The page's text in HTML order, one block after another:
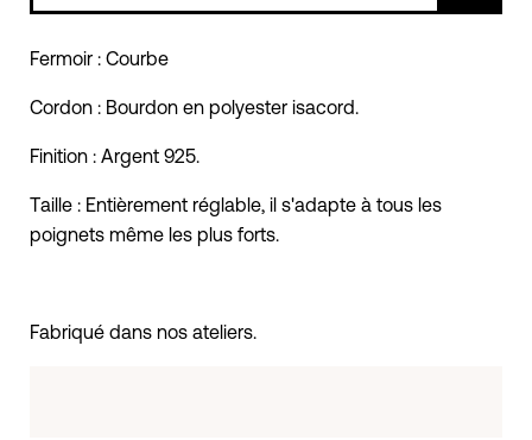
Fermoir : Courbe
Cordon : Bourdon en polyester isacord.
Finition : Argent 925.
Taille : Entièrement réglable, il s'adapte à tous les
poignets même les plus forts.
Fabriqué dans nos ateliers.